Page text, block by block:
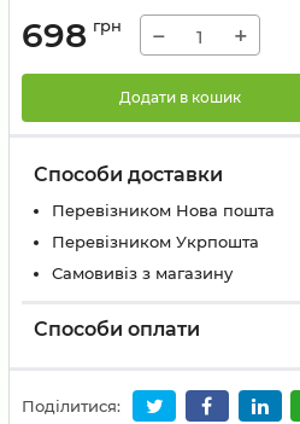
698 грн − +
Додати в кошик
Способи доставки
Перевізником Нова пошта
Перевізником Укрпошта
Самовивіз з магазину
Способи оплати
Поділитися: